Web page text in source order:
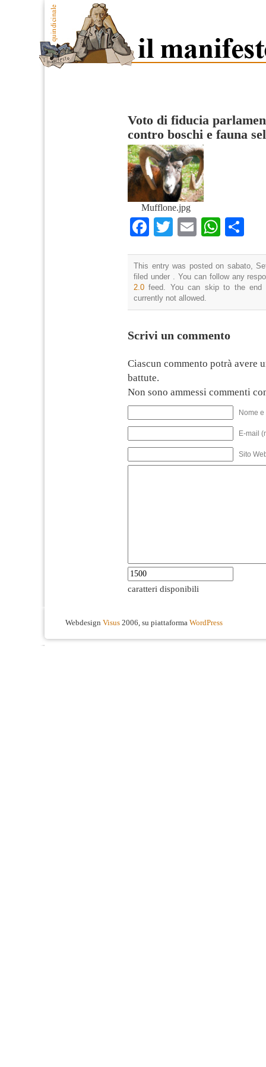
Voto di fiducia
contro boschi e fauna
Mufflone.jpg
Facebook
TwitterEmail
This entry was posted on sabato,
filed under . You can follow any
2.0 feed. You can skip to the end
currently not allowed.
Scrivi un commento
Ciascun commento potrà avere
battute.
Non sono ammessi commenti
Nome
E-mail
Sito
caratteri disponibili
Webdesign Visus 2006, su piattaforma WordPress